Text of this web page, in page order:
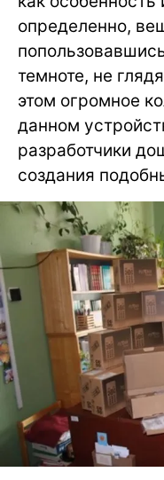
определенно,
темноте, не
этом огромное
данном
разработчики
создания